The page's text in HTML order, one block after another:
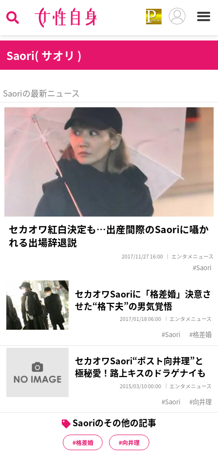
Saori( サオリ )
Saoriの最新ニュース
セカオワ紅白決定も…出産間際のSaoriに囁か
れる出場辞退説
2017/11/27 16:00 エンタメニュース
Saori
セカオワSaoriに「格差婚」決意さ
せた“格下夫”の男気覚悟
2017/01/18 06:00 エンタメニュース
Saori 格差婚
セカオワSaori“ポスト向井理”と
極秘愛！路上キスのドラゲナイも
2015/03/10 00:00 エンタメニュース
Saori 向井理
Saoriのその他の記事
格差婚 向井理